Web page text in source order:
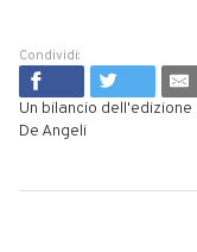
Condividi:
Un bilancio
De Angeli